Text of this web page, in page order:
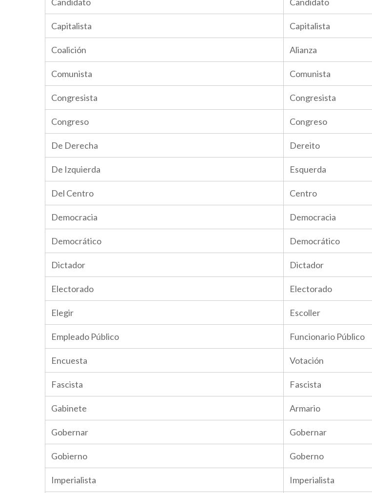
Capitalista Capitalista
Coalición Alianza
Comunista Comunista
Congresista Congresista
Congreso Congreso
De Derecha Dereito
De Izquierda Esquerda
Del Centro Centro
Democracia Democracia
Democrático Democrático
Dictador Dictador
Electorado Electorado
Elegir Escoller
Empleado Público Funcionario Público
Encuesta Votación
Fascista Fascista
Gabinete Armario
Gobernar Gobernar
Gobierno Goberno
Imperialista Imperialista